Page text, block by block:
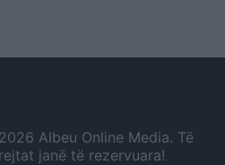
2026 Albeu Online Media. Të
janë të rezervuara!